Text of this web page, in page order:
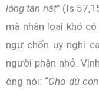
lòng tan nát” (Is
mà nhân loại khó
ngự chốn uy nghi
người phận nhỏ.
ông nói: “Cho dù